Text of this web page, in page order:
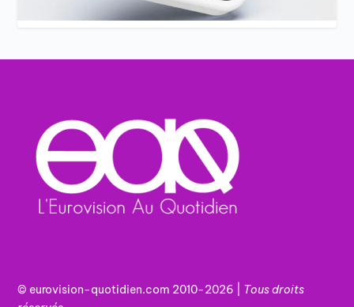
© eurovision-quotidien.com 2010-2026 | Tousdroits